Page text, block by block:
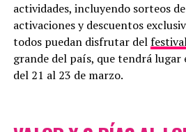
actividades, incluyendo sorteos
activaciones y descuentos
todos puedan disfrutar del
grande del país, que tendrá lugar
del 21 al 23 de marzo.